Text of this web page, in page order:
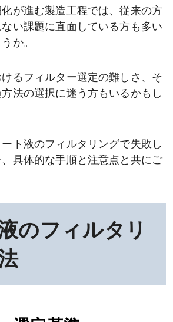
が進む製造工程では、従来の方
い課題に直面している方も多い
か。
るフィルター選定の難しさ、そ
法の選択に迷う方もいるかもし
ト液のフィルタリングで失敗し
具体的な手順と注意点と共にご
のフィルタリ